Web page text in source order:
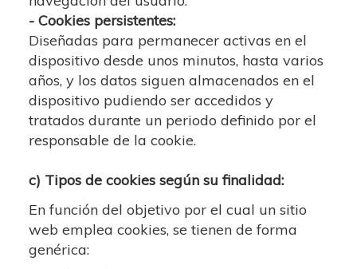
- Cookies persistentes:
Diseñadas para permanecer activas en el
dispositivo desde unos minutos, hasta varios
años, y los datos siguen almacenados en el
dispositivo pudiendo ser accedidos y
tratados durante un periodo definido por el
responsable de la cookie.
c) Tipos de cookies según su finalidad:
En función del objetivo por el cual un sitio
web emplea cookies, se tienen de forma
genérica: